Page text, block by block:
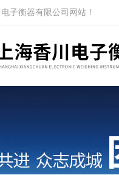
子衡器有限公司网站！